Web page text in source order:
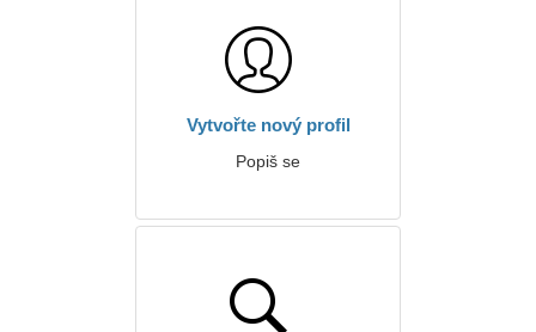
Vytvořte nový profil
Popiš se